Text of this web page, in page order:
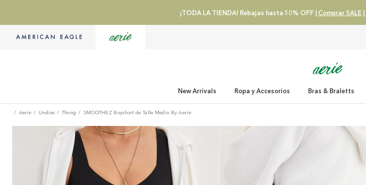
¡TODA LA TIENDA! Rebajas hasta 50% OFF | Comprar SALE |
New Arrivals Ropa y Accesorios Bras & Braletts
Aerie Undies Thong SMOOTHEZ Boyshort de Talle Medio By Aerie